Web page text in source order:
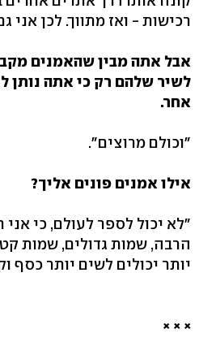
רכישות - ואז מתווך. לכן אני
אבל אתה מבין שהאמנים
לשיר שלהם רק כי אתה נותן
אחר.
"וכולם מרוצים".
אילו אמנים פונים אליך?
"לא יכול לספר לעולם, כי אני
הרבה, שמות גדולים, שמות
יותר יכולים לשים יותר כסף
×
×
×